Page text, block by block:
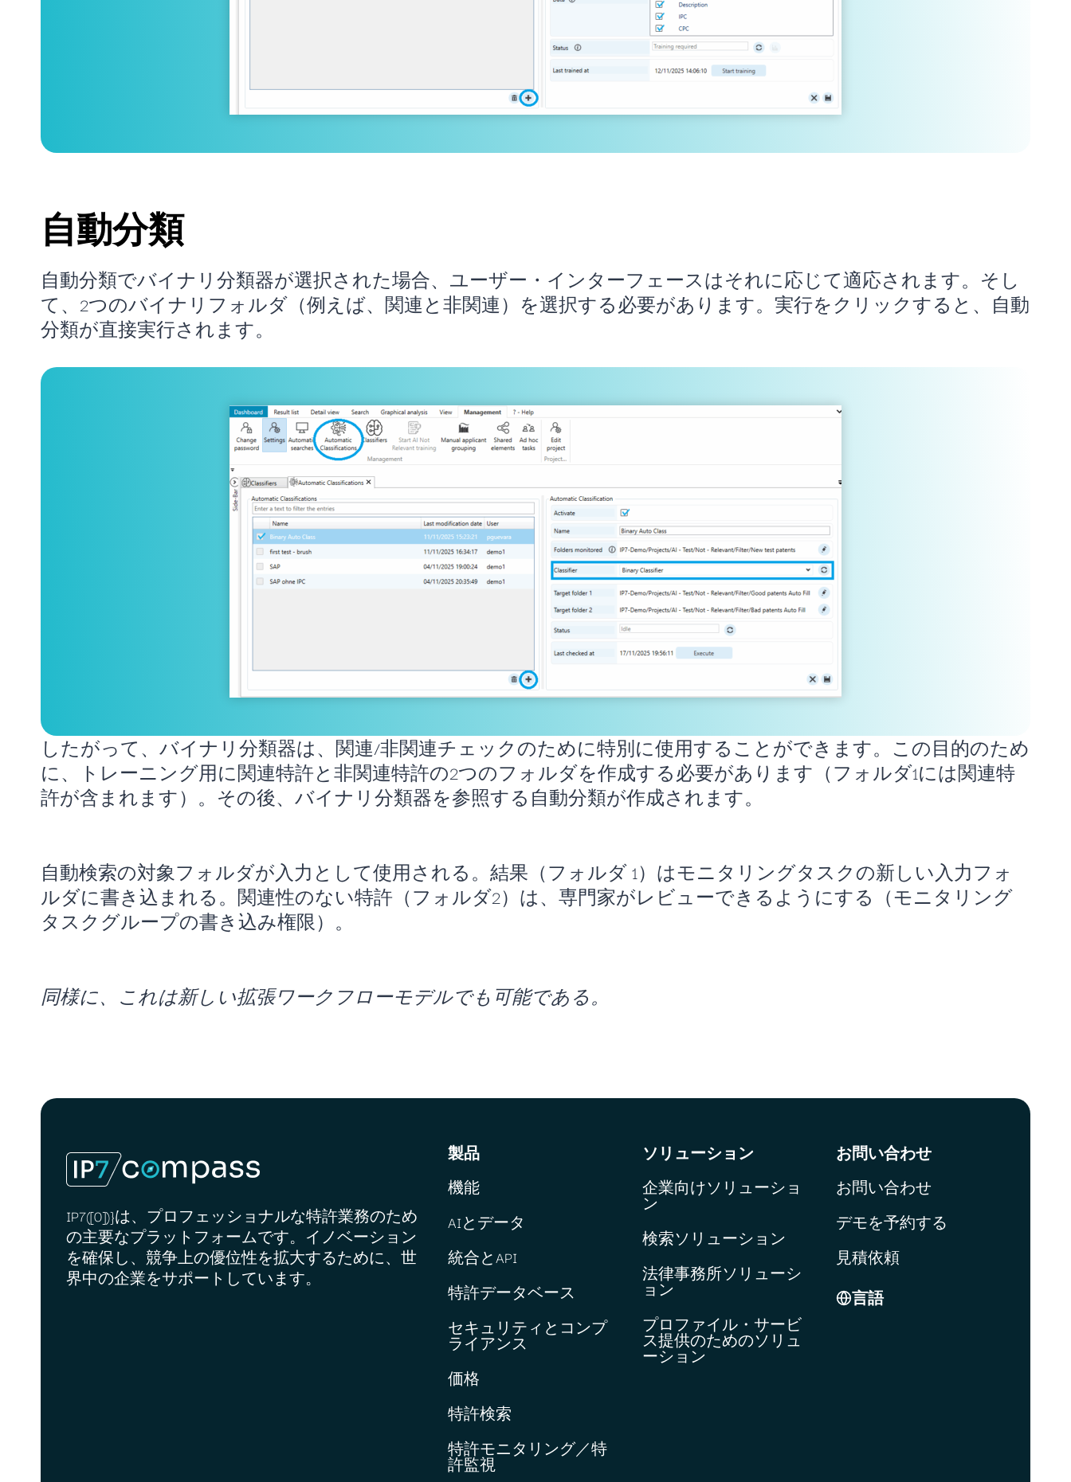
自動分類
自動分類でバイナリ分類器が選択された場合、ユーザー・インターフェースはそれに応じて適応されます。そし
て、2つのバイナリフォルダ（例えば、関連と非関連）を選択する必要があります。実行をクリックすると、自動
分類が直接実行されます。
したがって、バイナリ分類器は、関連/非関連チェックのために特別に使用することができます。この目的のため
に、トレーニング用に関連特許と非関連特許の2つのフォルダを作成する必要があります（フォルダ1には関連特
許が含まれます）。その後、バイナリ分類器を参照する自動分類が作成されます。
自動検索の対象フォルダが入力として使用される。結果（フォルダ 1）はモニタリングタスクの新しい入力フォ
ルダに書き込まれる。関連性のない特許（フォルダ2）は、専門家がレビューできるようにする（モニタリング
タスクグループの書き込み権限）。
同様に、これは新しい拡張ワークフローモデルでも可能である。
IP7([0])}は、プロフェッショナルな特許業務のため
の主要なプラットフォームです。イノベーション
を確保し、競争上の優位性を拡大するために、世
界中の企業をサポートしています。
製品
機能
AIとデータ
統合とAPI
特許データベース
セキュリティとコンプ
ライアンス
価格
特許検索
特許モニタリング／特
許監視
ソリューション
企業向けソリューショ
ン
検索ソリューション
法律事務所ソリューシ
ョン
プロファイル・サービ
ス提供のためのソリュ
ーション
お問い合わせ
お問い合わせ
デモを予約する
見積依頼
言語